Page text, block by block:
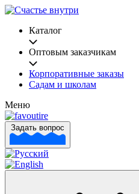
Каталог
Оптовым заказчикам
Корпоративные заказы
Садам и школам
Меню
Задать вопрос